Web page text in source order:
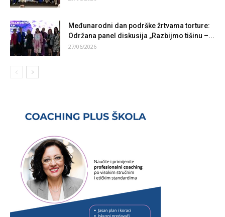
Međunarodni dan podrške žrtvama torture:
Održana panel diskusija „Razbijmo tišinu –...
27/06/2026